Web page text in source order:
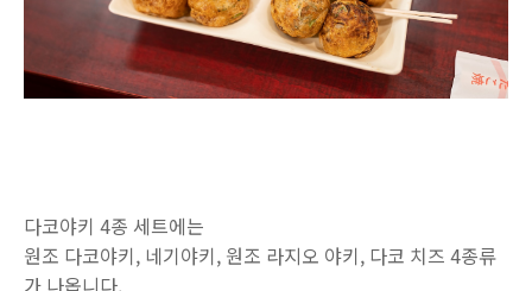
다코야키 4종 세트에는
원조 다코야키, 네기야키, 원조 라지오 야키, 다코 치즈 4종류
가 나옵니다.